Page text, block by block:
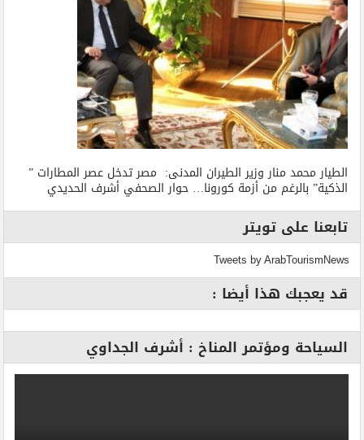
الطيار محمد منار وزير الطيران المدنى: مصر تدخل عصر المطارات ”
الذكية” بالرغم من أزمة كورونا… حوار الصحفي أشرف الحديدي
تابعنا على تويتر
Tweets by ArabTourismNews
قد يعجبك هذا أيضا :
السياحة ومؤتمر المناخ : أشرف الجداوي